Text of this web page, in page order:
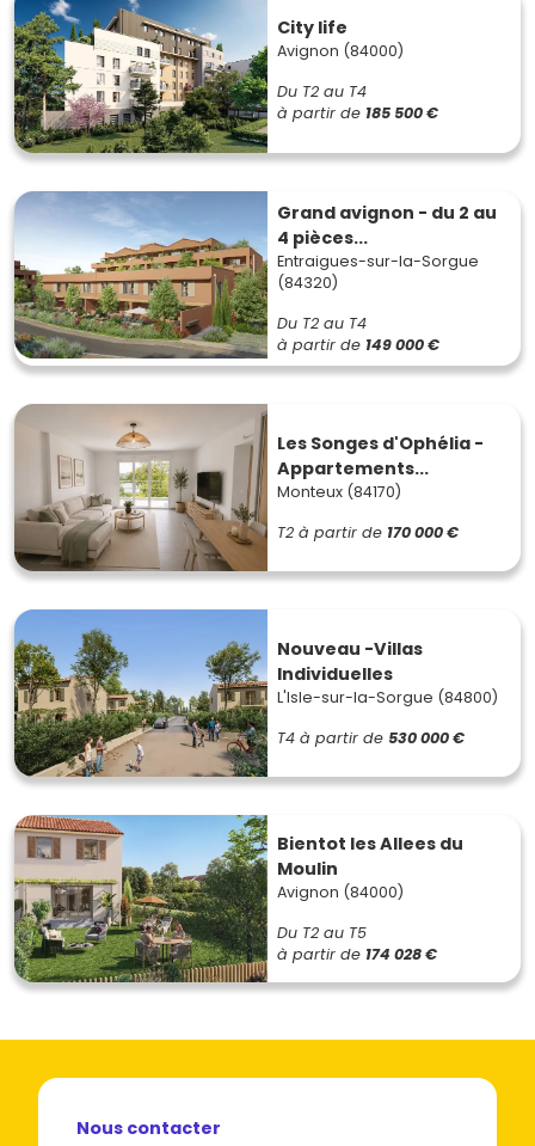
City life
Avignon (84000)
Du T2 au T4
à partir de 185 500 €
Grand avignon - du 2 au
4 pièces...
Entraigues-sur-la-Sorgue
(84320)
Du T2 au T4
à partir de 149 000 €
Les Songes d'Ophélia -
Appartements...
Monteux (84170)
T2 à partir de 170 000 €
Nouveau -Villas
Individuelles
L'Isle-sur-la-Sorgue (84800)
T4 à partir de 530 000 €
Bientot les Allees du
Moulin
Avignon (84000)
Du T2 au T5
à partir de 174 028 €
Nous contacter